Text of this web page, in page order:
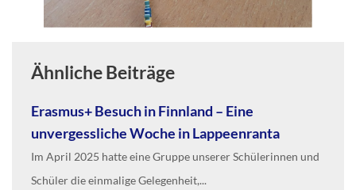
Ähnliche Beiträge
Erasmus+ Besuch in Finnland – Eine
unvergessliche Woche in Lappeenranta
Im April 2025 hatte eine Gruppe unserer Schülerinnen und
Schüler die einmalige Gelegenheit,...